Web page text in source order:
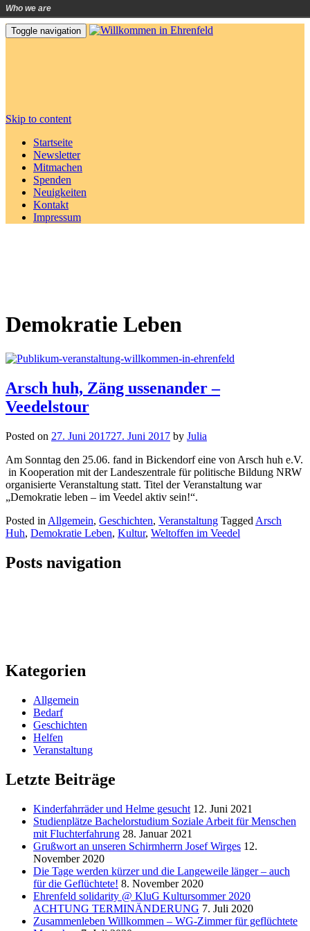
Toggle navigation
Skip to content
Startseite
Newsletter
Mitmachen
Spenden
Neuigkeiten
Kontakt
Impressum
Demokratie Leben
Arsch huh, Zäng ussenander –
Veedelstour
Posted on 27. Juni 201727. Juni 2017 by Julia
Am Sonntag den 25.06. fand in Bickendorf eine von Arsch huh e.V.
in Kooperation mit der Landeszentrale für politische Bildung NRW
organisierte Veranstaltung statt. Titel der Veranstaltung war
„Demokratie leben – im Veedel aktiv sein!“.
Posted in Allgemein, Geschichten, Veranstaltung Tagged Arsch
Huh, Demokratie Leben, Kultur, Weltoffen im Veedel
Posts navigation
Kategorien
Allgemein
Bedarf
Geschichten
Helfen
Veranstaltung
Letzte Beiträge
Kinderfahrräder und Helme gesucht 12. Juni 2021
Studienplätze Bachelorstudium Soziale Arbeit für Menschen
mit Fluchterfahrung 28. Januar 2021
Grußwort an unseren Schirmherrn Josef Wirges 12.
November 2020
Die Tage werden kürzer und die Langeweile länger – auch
für die Geflüchtete! 8. November 2020
Ehrenfeld solidarity @ KluG Kultursommer 2020
ACHTUNG TERMINÄNDERUNG 7. Juli 2020
Zusammenleben Willkommen – WG-Zimmer für geflüchtete
Who we are